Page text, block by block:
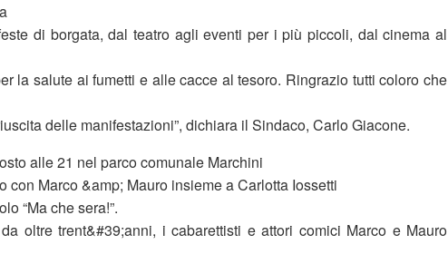
di borgata, dal teatro agli eventi per i più piccoli, dal cinema al
la salute ai fumetti e alle cacce al tesoro. Ringrazio tutti coloro che
delle manifestazioni”, dichiara il Sindaco, Carlo Giacone.
alle 21 nel parco comunale Marchini
con Marco &amp; Mauro insieme a Carlotta Iossetti
“Ma che sera!”.
oltre trent&#39;anni, i cabarettisti e attori comici Marco e Mauro